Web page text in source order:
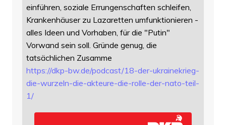
einführen, soziale Errungenschaften schleifen,
Krankenhäuser zu Lazaretten umfunktionieren -
alles Ideen und Vorhaben, für die "Putin"
Vorwand sein soll. Gründe genug, die
tatsächlichen Zusamme
https://dkp-bw.de/podcast/18-der-ukrainekrieg-
die-wurzeln-die-akteure-die-rolle-der-nato-teil-
1/